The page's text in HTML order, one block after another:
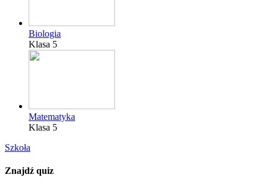
Biologia
Klasa 5
Matematyka
Klasa 5
Szkoła
Znajdź quiz